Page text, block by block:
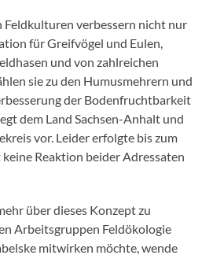
Feldkulturen verbessern nicht nur
für Greifvögel und Eulen,
und von zahlreichen
sie zu den Humusmehrern und
der Bodenfruchtbarkeit
dem Land Sachsen-Anhalt und
vor. Leider erfolgte bis zum
Reaktion beider Adressaten
über dieses Konzept zu
Arbeitsgruppen Feldökologie
mitwirken möchte, wende